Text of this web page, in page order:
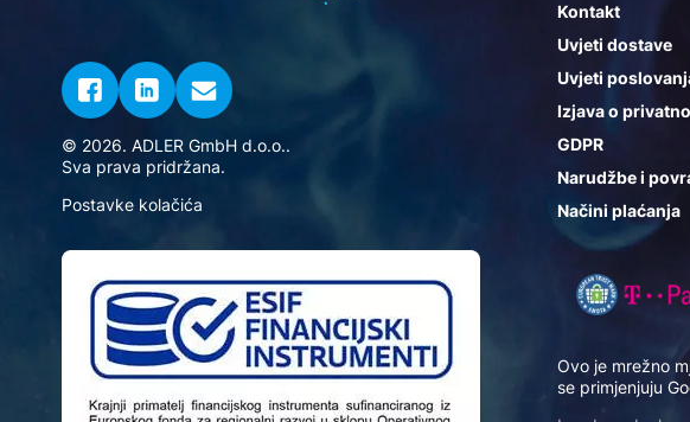
© 2026. ADLER GmbH d.o.o..
Sva prava pridržana.
Postavke kolačića
Kontakt
Uvjeti dostave
Uvjeti
Izjava o
GDPR
Narudžbe i
Načini plaćanja
Ovo je mrežno
se primjenjuju